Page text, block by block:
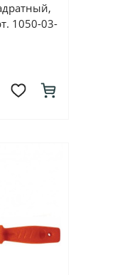
1050-03-